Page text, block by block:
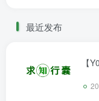
最近发布
【